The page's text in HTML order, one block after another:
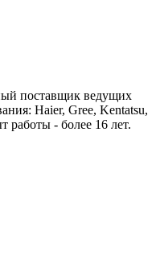
поставщик ведущих
Haier, Gree, Kentatsu,
- более 16 лет.